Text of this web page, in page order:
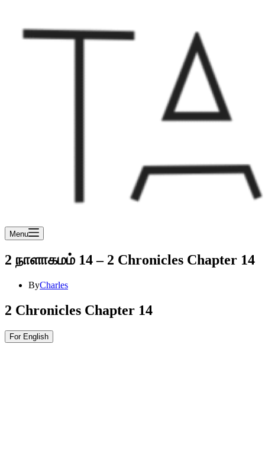
Menu
2 நாளாகமம் 14 – 2 Chronicles Chapter 14
ByCharles
2 Chronicles Chapter 14
For English